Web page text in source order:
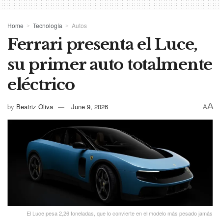
Home Tecnología Autos
Ferrari presenta el Luce,
su primer auto totalmente
eléctrico
by Beatriz Oliva June 9, 2026 AA
El Luce pesa 2,26 toneladas, que lo convierte en el modelo más pesado jamás